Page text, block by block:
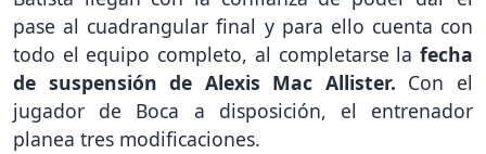
pase al cuadrangular final y para ello cuenta con
todo el equipo completo, al completarse la fecha
de suspensión de Alexis Mac Allister. Con el
jugador de Boca a disposición, el entrenador
planea tres modificaciones.